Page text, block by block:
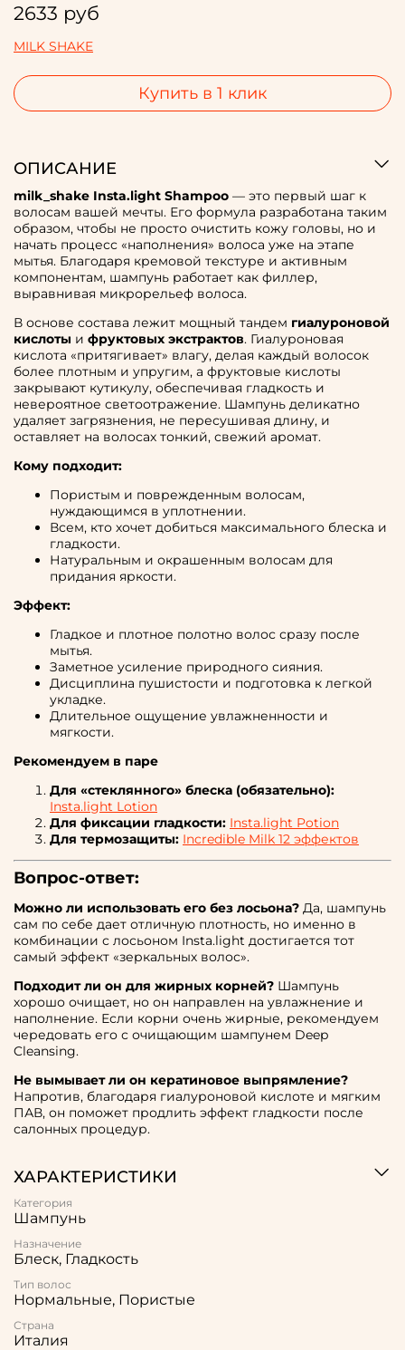
MILK SHAKE
2633 руб
Купить в 1 клик
ОПИСАНИЕ
milk_shake Insta.light Shampoo — это первый шаг к
волосам вашей мечты. Его формула разработана таким
образом, чтобы не просто очистить кожу головы, но и
начать процесс «наполнения» волоса уже на этапе
мытья. Благодаря кремовой текстуре и активным
компонентам, шампунь работает как филлер,
выравнивая микрорельеф волоса.
В основе состава лежит мощный тандем гиалуроновой
кислоты и фруктовых экстрактов. Гиалуроновая
кислота «притягивает» влагу, делая каждый волосок
более плотным и упругим, а фруктовые кислоты
закрывают кутикулу, обеспечивая гладкость и
невероятное светоотражение. Шампунь деликатно
удаляет загрязнения, не пересушивая длину, и
оставляет на волосах тонкий, свежий аромат.
Кому подходит:
Пористым и поврежденным волосам,
нуждающимся в уплотнении.
Всем, кто хочет добиться максимального блеска и
гладкости.
Натуральным и окрашенным волосам для
придания яркости.
Эффект:
Гладкое и плотное полотно волос сразу после
мытья.
Заметное усиление природного сияния.
Дисциплина пушистости и подготовка к легкой
укладке.
Длительное ощущение увлажненности и
мягкости.
Рекомендуем в паре
Для «стеклянного» блеска (обязательно):
Insta.light Lotion
Для фиксации гладкости: Insta.light Potion
Для термозащиты: Incredible Milk 12 эффектов
Вопрос-ответ:
Можно ли использовать его без лосьона? Да, шампунь
сам по себе дает отличную плотность, но именно в
комбинации с лосьоном Insta.light достигается тот
самый эффект «зеркальных волос».
Подходит ли он для жирных корней? Шампунь
хорошо очищает, но он направлен на увлажнение и
наполнение. Если корни очень жирные, рекомендуем
чередовать его с очищающим шампунем Deep
Cleansing.
Не вымывает ли он кератиновое выпрямление?
Напротив, благодаря гиалуроновой кислоте и мягким
ПАВ, он поможет продлить эффект гладкости после
салонных процедур.
ХАРАКТЕРИСТИКИ
Категория
Шампунь
Назначение
Блеск, Гладкость
Тип волос
Нормальные, Пористые
Страна
Италия